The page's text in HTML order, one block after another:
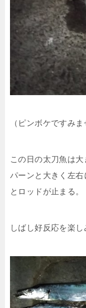
（ピンボケですみ
この日の太刀魚は大
パーンと大きく左
とロッドが止まる。
しばし好反応を楽し